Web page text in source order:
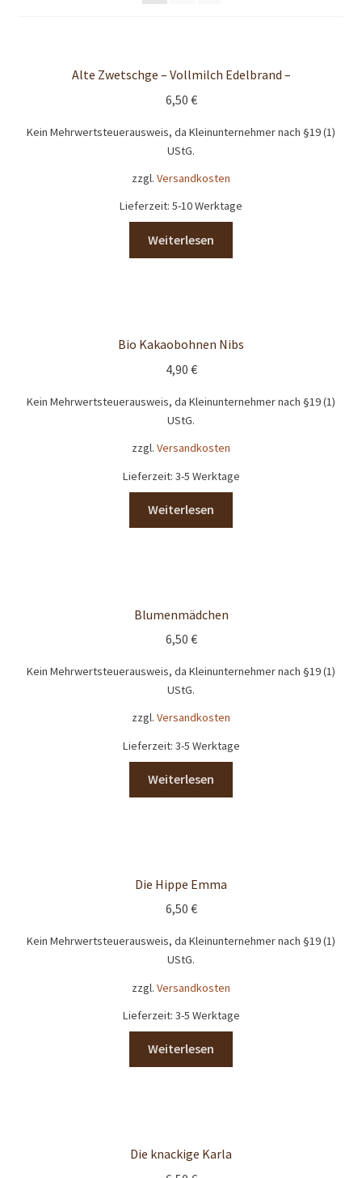
ImpressumAlte Zwetschge – Vollmilch Edelbrand –
6,50 €
Kein Mehrwertsteuerausweis, da Kleinunternehmer nach §19 (1)
UStG.
zzgl. Versandkosten
Lieferzeit: 5-10 Werktage
Weiterlesen
Bio Kakaobohnen Nibs
4,90 €
Kein Mehrwertsteuerausweis, da Kleinunternehmer nach §19 (1)
UStG.
zzgl. Versandkosten
Lieferzeit: 3-5 Werktage
Weiterlesen
Blumenmädchen
6,50 €
Kein Mehrwertsteuerausweis, da Kleinunternehmer nach §19 (1)
UStG.
zzgl. Versandkosten
Lieferzeit: 3-5 Werktage
Weiterlesen
Die Hippe Emma
6,50 €
Kein Mehrwertsteuerausweis, da Kleinunternehmer nach §19 (1)
UStG.
zzgl. Versandkosten
Lieferzeit: 3-5 Werktage
Weiterlesen
Die knackige Karla